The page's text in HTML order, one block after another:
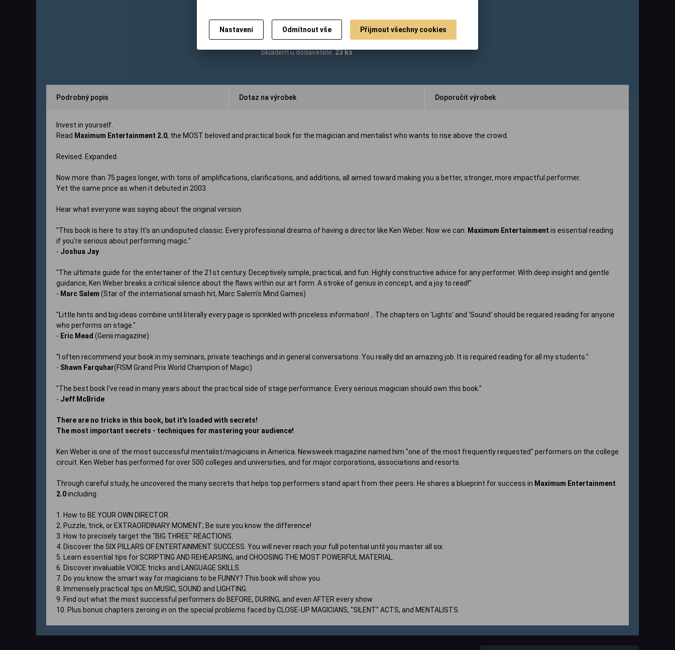
Skladem u dodavatele:23 ks
Podrobný popis Dotaz na výrobek Doporučit výrobek
Invest in yourself.
Read Maximum Entertainment 2.0, the MOST beloved and practical book for the magician and mentalist who wants to rise above the crowd.
Revised. Expanded.
Now more than 75 pages longer, with tons of amplifications, clarifications, and additions, all aimed toward making you a better, stronger, more impactful performer.
Yet the same price as when it debuted in 2003.
Hear what everyone was saying about the original version:
"This book is here to stay. It's an undisputed classic. Every professional dreams of having a director like Ken Weber. Now we can. Maximum Entertainment is essential reading
if you're serious about performing magic."
- Joshua Jay
"The ultimate guide for the entertainer of the 21st century. Deceptively simple, practical, and fun. Highly constructive advice for any performer. With deep insight and gentle
guidance, Ken Weber breaks a critical silence about the flaws within our art form. A stroke of genius in concept, and a joy to read!"
- Marc Salem (Star of the international smash hit, Marc Salem's Mind Games)
"Little hints and big ideas combine until literally every page is sprinkled with priceless information!... The chapters on 'Lights' and 'Sound' should be required reading for anyone
who performs on stage."
- Eric Mead (Genii magazine)
"I often recommend your book in my seminars, private teachings and in general conversations. You really did an amazing job. It is required reading for all my students."
- Shawn Farquhar(FISM Grand Prix World Champion of Magic)
"The best book I've read in many years about the practical side of stage performance. Every serious magician should own this book."
- Jeff McBride
There are no tricks in this book, but it's loaded with secrets!
The most important secrets - techniques for mastering your audience!
Ken Weber is one of the most successful mentalist/magicians in America. Newsweekmagazine named him "one of the most frequently requested" performers on the college
circuit. Ken Weber has performed for over 500 colleges and universities, and for major corporations, associations and resorts.
Through careful study, he uncovered the many secrets that helps top performers stand apart from their peers. He shares a blueprint for success in Maximum Entertainment
2.0including:
1. How to BE YOUR OWN DIRECTOR.
2. Puzzle, trick, or EXTRAORDINARY MOMENT; Be sure you know the difference!
3. How to precisely target the "BIG THREE" REACTIONS.
4. Discover the SIX PILLARS OF ENTERTAINMENT SUCCESS. You will never reach your full potential until you master all six.
5. Learn essential tips for SCRIPTING AND REHEARSING, and CHOOSING THE MOST POWERFUL MATERIAL.
6. Discover invaluable VOICE tricks and LANGUAGE SKILLS.
7. Do you know the smart way for magicians to be FUNNY? This book will show you.
8. Immensely practical tips on MUSIC, SOUND and LIGHTING.
9. Find out what the most successful performers do BEFORE, DURING, and even AFTER every show
10. Plus bonus chapters zeroing in on the special problems faced by CLOSE-UP MAGICIANS, "SILENT" ACTS, and MENTALISTS.
Nastavení Odmítnout vše Přijmout všechny cookies